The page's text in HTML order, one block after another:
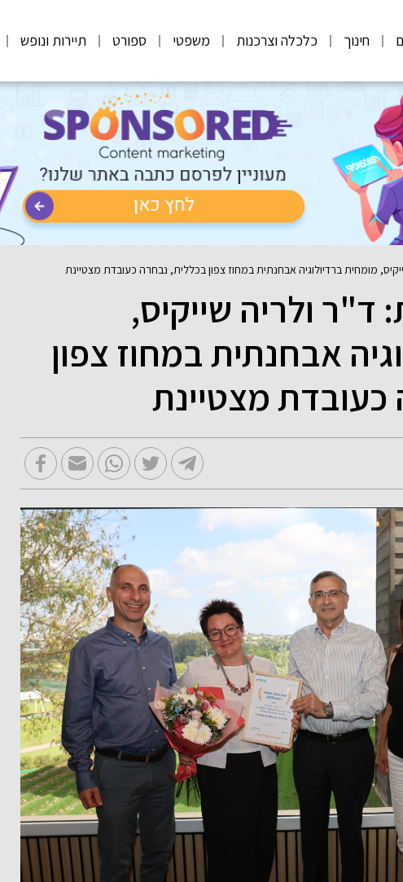
חינוך כלכלה וצרכנות משפטי ספורט תיירות ונופש
מומחית ברדיולוגיה אבחנתית במחוז צפון בכללית, נבחרה כעובדת מצטיינת
ד"ר ולריה שייקיס,
אבחנתית במחוז צפון
מצטיינת